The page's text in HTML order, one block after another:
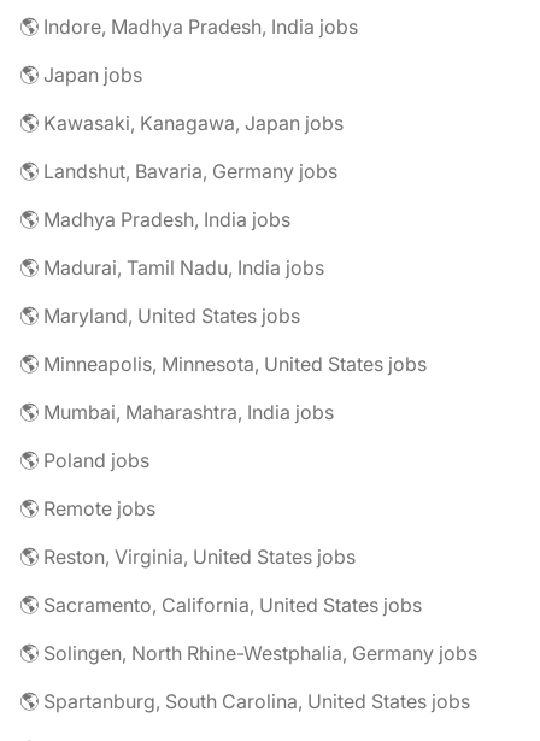
🌎 Indore, Madhya Pradesh, India jobs
🌎 Japan jobs
🌎 Kawasaki, Kanagawa, Japan jobs
🌎 Landshut, Bavaria, Germany jobs
🌎 Madhya Pradesh, India jobs
🌎 Madurai, Tamil Nadu, India jobs
🌎 Maryland, United States jobs
🌎 Minneapolis, Minnesota, United States jobs
🌎 Mumbai, Maharashtra, India jobs
🌎 Poland jobs
🌎 Remote jobs
🌎 Reston, Virginia, United States jobs
🌎 Sacramento, California, United States jobs
🌎 Solingen, North Rhine-Westphalia, Germany jobs
🌎 Spartanburg, South Carolina, United States jobs